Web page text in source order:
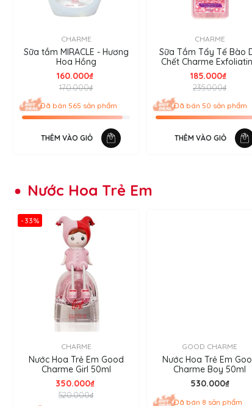
CHARME
Sữa tắm MIRACLE - Hương
Hoa Hồng
160.000₫
170.000₫
Đã bán 565 sản phẩm
THÊM VÀO GIỎ
CHARME
Sữa Tắm Tẩy Tế Bào
Chết Charme
185.000₫
235.000₫
Đã bán 50 sản phẩm
THÊM VÀO GIỎ
Nước Hoa Trẻ Em
-33%
CHARME
Nước Hoa Trẻ Em Good
Charme Girl 50ml
350.000₫
520.000₫
GOOD CHARME
Nước Hoa Trẻ Em
Charme Boy 50ml
530.000₫
Đã bán 8 sản phẩm